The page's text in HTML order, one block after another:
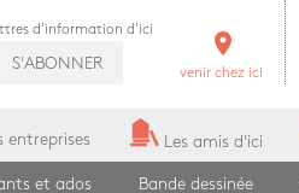
d'information d'ici
S'ABONNER
room
venir chez ici
entreprises Les amis d'ici
et ados Bande dessinée